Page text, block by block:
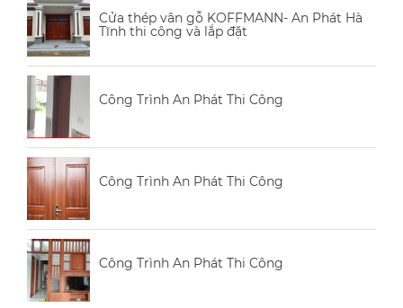
Cửa thép vân gỗ KOFFMANN- An Phát Hà
Tĩnh thi công và lắp đặt
Công Trình An Phát Thi Công
Công Trình An Phát Thi Công
Công Trình An Phát Thi Công